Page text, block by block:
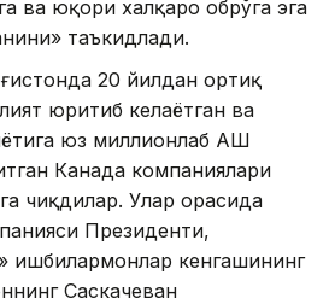
ва юқори халқаро обрўга эга
таъкидлади.
20 йилдан ортиқ
юритиб келаётган ва
юз миллионлаб АҚШ
Канада компаниялари
чиқдилар. Улар орасида
Президенти,
ишбилармонлар кенгашининг
Саскачеван